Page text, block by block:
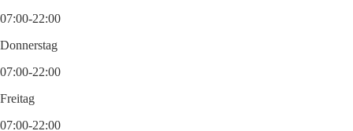
07:00-22:00
Donnerstag
07:00-22:00
Freitag
07:00-22:00